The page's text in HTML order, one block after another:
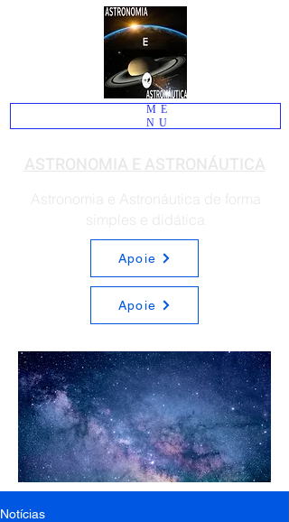
ASTRONOMIA E ASTRONÁUTICA
ME
NU
Astronomia e Astronáutica de forma
simples e didática
Apoie
Apoie
Notícias